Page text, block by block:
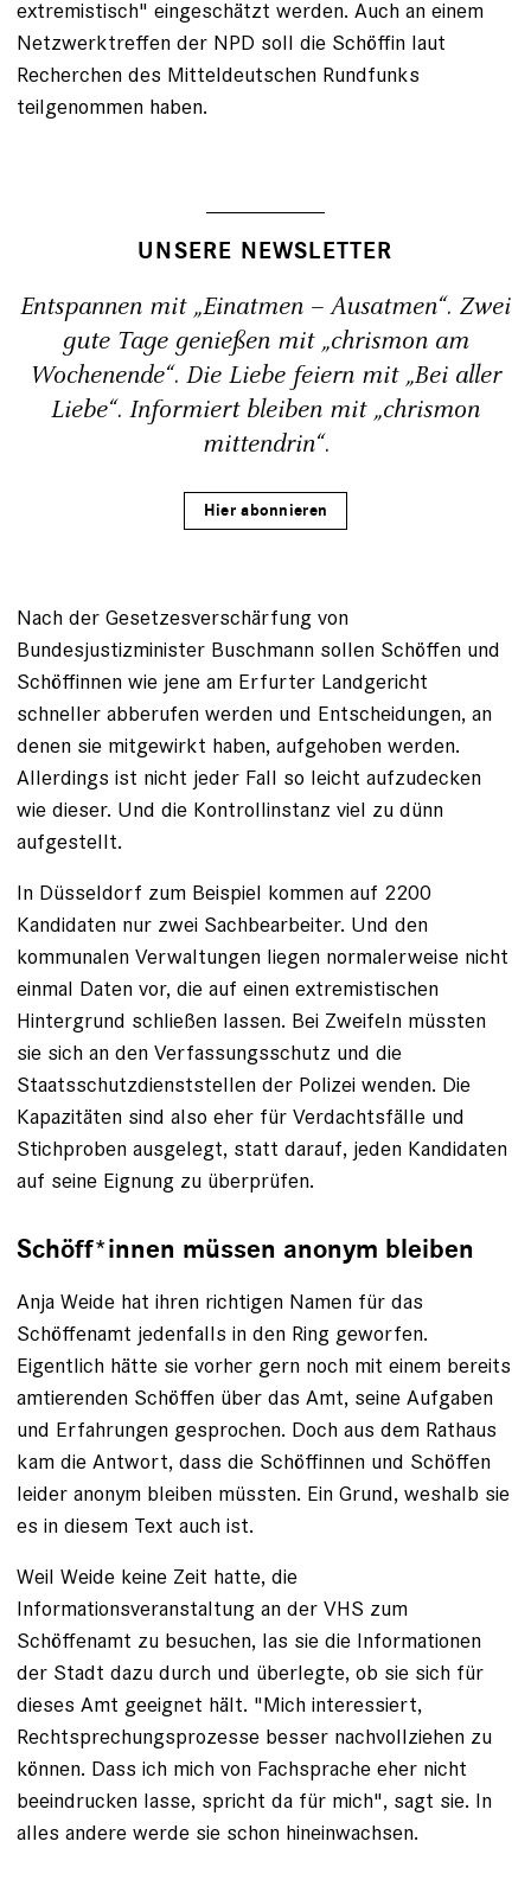
extremistisch" eingeschätzt werden. Auch an einem
Netzwerktreffen der NPD soll die Schöffin laut
Recherchen des Mitteldeutschen Rundfunks
teilgenommen haben.
UNSERE NEWSLETTER
Entspannen mit „Einatmen – Ausatmen“. Zwei
gute Tage genießen mit „chrismon am
Wochenende“. Die Liebe feiern mit „Bei aller
Liebe“. Informiert bleiben mit „chrismon
mittendrin“.
Hier abonnieren
Nach der Gesetzesverschärfung von
Bundesjustizminister Buschmann sollen Schöffen und
Schöffinnen wie jene am Erfurter Landgericht
schneller abberufen werden und Entscheidungen, an
denen sie mitgewirkt haben, aufgehoben werden.
Allerdings ist nicht jeder Fall so leicht aufzudecken
wie dieser. Und die Kontrollinstanz viel zu dünn
aufgestellt.
In Düsseldorf zum Beispiel kommen auf 2200
Kandidaten nur zwei Sachbearbeiter. Und den
kommunalen Verwaltungen liegen normalerweise nicht
einmal Daten vor, die auf einen extremistischen
Hintergrund schließen lassen. Bei Zweifeln müssten
sie sich an den Verfassungsschutz und die
Staatsschutzdienststellen der Polizei wenden. Die
Kapazitäten sind also eher für Verdachtsfälle und
Stichproben ausgelegt, statt darauf, jeden Kandidaten
auf seine Eignung zu überprüfen.
Schöff*innen müssen anonym bleiben
Anja Weide hat ihren richtigen Namen für das
Schöffenamt jedenfalls in den Ring geworfen.
Eigentlich hätte sie vorher gern noch mit einem bereits
amtierenden Schöffen über das Amt, seine Aufgaben
und Erfahrungen gesprochen. Doch aus dem Rathaus
kam die Antwort, dass die Schöffinnen und Schöffen
leider anonym bleiben müssten. Ein Grund, weshalb sie
es in diesem Text auch ist.
Weil Weide keine Zeit hatte, die
Informationsveranstaltung an der VHS zum
Schöffenamt zu besuchen, las sie die Informationen
der Stadt dazu durch und überlegte, ob sie sich für
dieses Amt geeignet hält. "Mich interessiert,
Rechtsprechungsprozesse besser nachvollziehen zu
können. Dass ich mich von Fachsprache eher nicht
beeindrucken lasse, spricht da für mich", sagt sie. In
alles andere werde sie schon hineinwachsen.